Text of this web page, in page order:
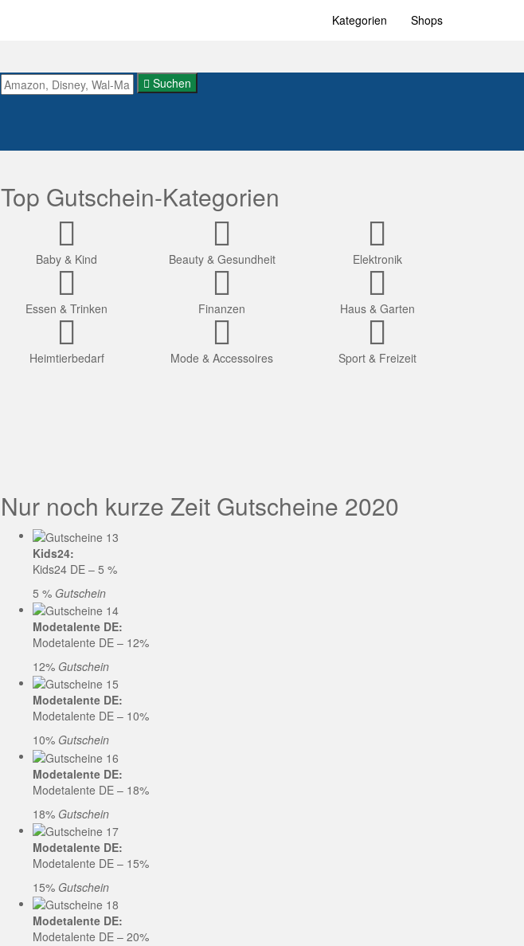
Kategorien Shops
Suchen
Top Gutschein-Kategorien
Baby & Kind Beauty & Gesundheit Elektronik
Essen & Trinken Finanzen Haus & Garten
Heimtierbedarf Mode & Accessoires Sport & Freizeit
Nur noch kurze Zeit Gutscheine 2020
Kids24:
Kids24 DE – 5 %
5 % Gutschein
Modetalente DE:
Modetalente DE – 12%
12% Gutschein
Modetalente DE:
Modetalente DE – 10%
10% Gutschein
Modetalente DE:
Modetalente DE – 18%
18% Gutschein
Modetalente DE:
Modetalente DE – 15%
15% Gutschein
Modetalente DE:
Modetalente DE – 20%